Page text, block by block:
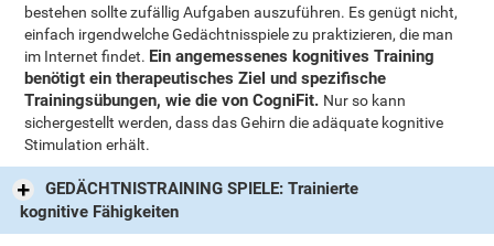
bestehen sollte zufällig Aufgaben auszuführen. Es genügt nicht,
einfach irgendwelche Gedächtnisspiele zu praktizieren, die man
im Internet findet. Ein angemessenes kognitives Training
benötigt ein therapeutisches Ziel und spezifische
Trainingsübungen, wie die von CogniFit. Nur so kann
sichergestellt werden, dass das Gehirn die adäquate kognitive
Stimulation erhält.
GEDÄCHTNISTRAINING SPIELE: Trainierte
kognitive Fähigkeiten